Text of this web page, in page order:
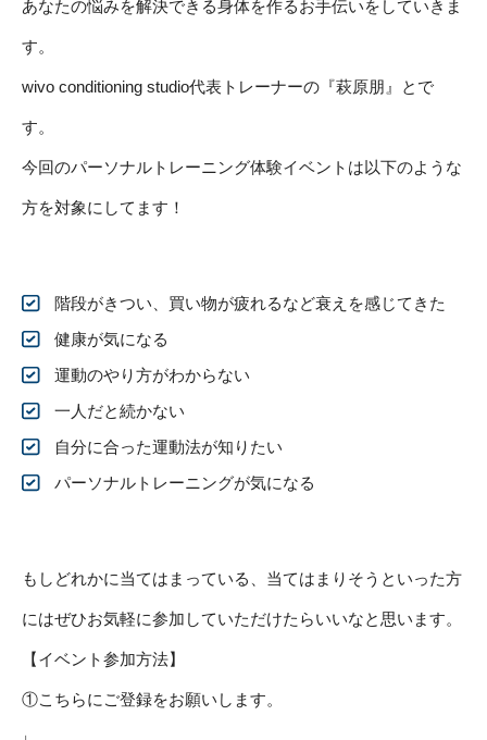
あなたの悩みを解決できる身体を作るお手伝いをしていきま
す。
wivo conditioning studio代表トレーナーの『萩原朋』とで
す。
今回のパーソナルトレーニング体験イベントは以下のような
方を対象にしてます！
階段がきつい、買い物が疲れるなど衰えを感じてきた
健康が気になる
運動のやり方がわからない
一人だと続かない
自分に合った運動法が知りたい
パーソナルトレーニングが気になる
もしどれかに当てはまっている、当てはまりそうといった方
にはぜひお気軽に参加していただけたらいいなと思います。
【イベント参加方法】
①こちらにご登録をお願いします。